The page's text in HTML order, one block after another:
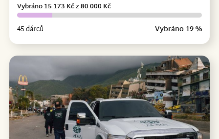
45 dárců Vybráno 19 %
Vybráno 15 173 Kč z 80 000 Kč